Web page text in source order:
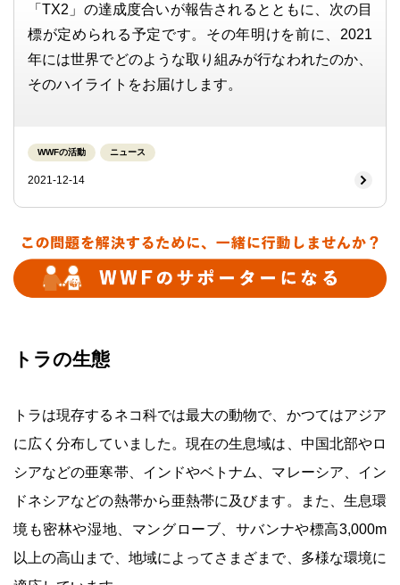
「TX2」の達成度合いが報告されるとともに、次の目
標が定められる予定です。その年明けを前に、2021
年には世界でどのような取り組みが行なわれたのか、
そのハイライトをお届けします。
WWFの活動 ニュース
2021-12-14
トラの生態
トラは現存するネコ科では最大の動物で、かつてはアジア
に広く分布していました。現在の生息域は、中国北部やロ
シアなどの亜寒帯、インドやベトナム、マレーシア、イン
ドネシアなどの熱帯から亜熱帯に及びます。また、生息環
境も密林や湿地、マングローブ、サバンナや標高3,000m
以上の高山まで、地域によってさまざまで、多様な環境に